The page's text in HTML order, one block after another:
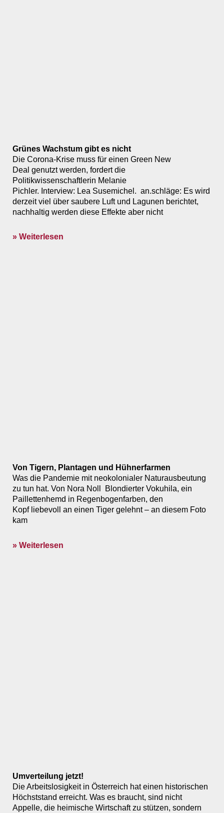
Grünes Wachstum gibt es nicht
Die Corona-Krise muss für einen Green New
Deal genutzt werden, fordert die
Politikwissenschaftlerin Melanie
Pichler. Interview: Lea Susemichel. an.schläge: Es wird
derzeit viel über saubere Luft und Lagunen berichtet,
nachhaltig werden diese Effekte aber nicht
» Weiterlesen
Von Tigern, Plantagen und Hühnerfarmen
Was die Pandemie mit neokolonialer Naturausbeutung
zu tun hat. Von Nora Noll Blondierter Vokuhila, ein
Paillettenhemd in Regenbogenfarben, den
Kopf liebevoll an einen Tiger gelehnt – an diesem Foto
kam
» Weiterlesen
Umverteilung jetzt!
Die Arbeitslosigkeit in Österreich hat einen historischen
Höchststand erreicht. Was es braucht, sind nicht
Appelle, die heimische Wirtschaft zu stützen, sondern